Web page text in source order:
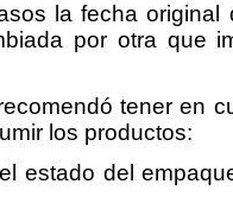
la fecha
por otra que
tener en
los productos:
estado del